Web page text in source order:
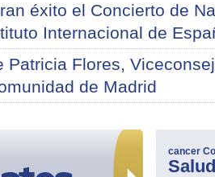
éxito el Concierto de
Internacional de
Patricia Flores,
de Madrid
cancer
Salud